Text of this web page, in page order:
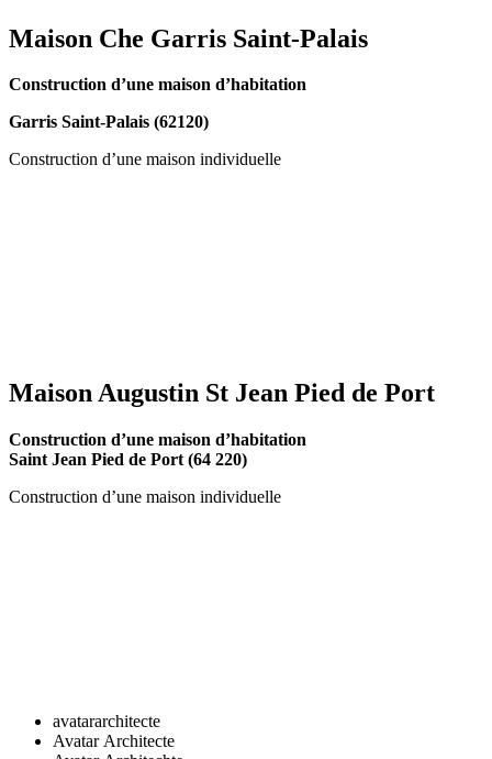
Maison Che Garris Saint-Palais
Construction d’une maison d’habitation
Garris Saint-Palais (62120)
Construction d’une maison individuelle
Maison Augustin St Jean Pied de Port
Construction d’une maison d’habitation
Saint Jean Pied de Port (64 220)
Construction d’une maison individuelle
avatararchitecte
Avatar Architecte